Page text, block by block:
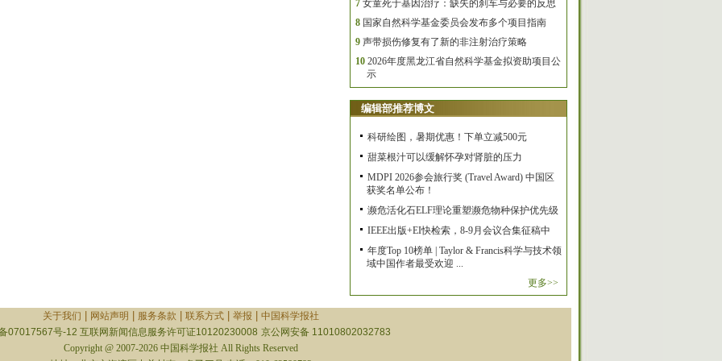
7 女童死于基因治疗：缺失的刹车与必要的反思
8 国家自然科学基金委员会发布多个项目指南
9 声带损伤修复有了新的非注射治疗策略
10 2026年度黑龙江省自然科学基金拟资助项目公
示
编辑部推荐博文
科研绘图，暑期优惠！下单立减500元
甜菜根汁可以缓解怀孕对肾脏的压力
MDPI 2026参会旅行奖 (Travel Award) 中国区
获奖名单公布！
濒危活化石ELF理论重塑濒危物种保护优先级
IEEE出版+EI快检索，8-9月会议合集征稿中
年度Top 10榜单 | Taylor & Francis科学与技术领
域中国作者最受欢迎 ...
更多>>
关于我们 网站声明 服务条款 联系方式| 举报
中国科学报社
07017567号-12 互联网新闻信息服务许可证10120230008 京公网安备 11010802032783
Copyright @ 2007-2026 中国科学报社 All Rights Reserved